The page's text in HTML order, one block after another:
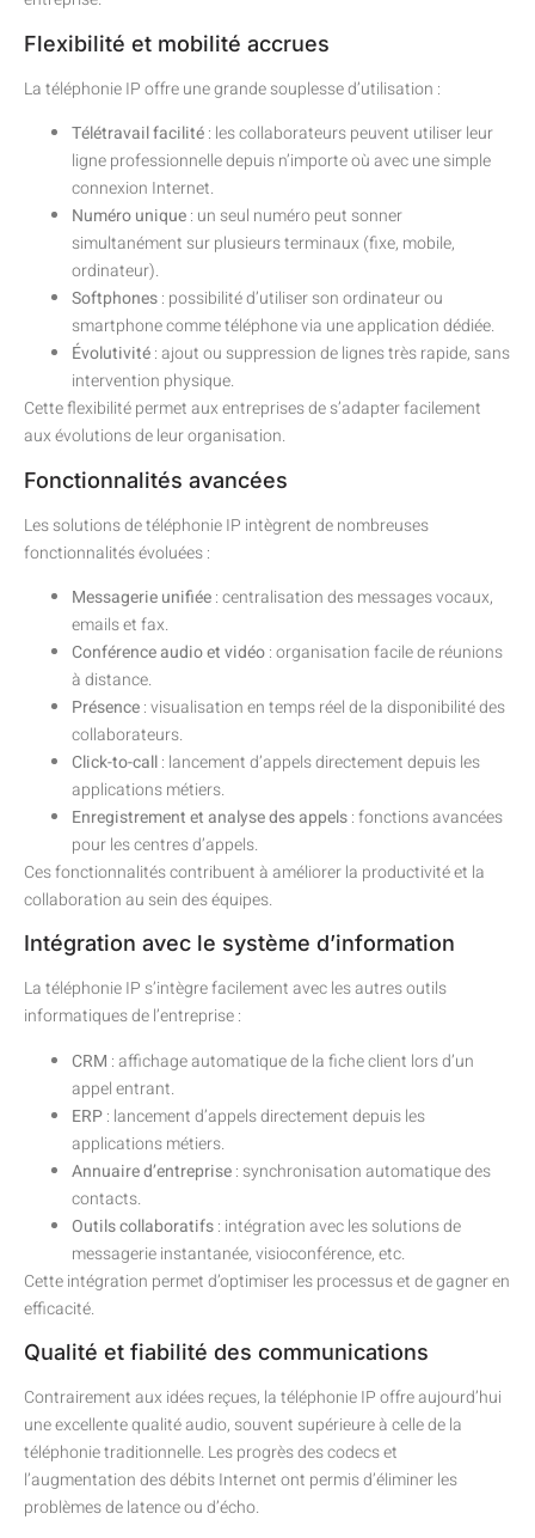
Flexibilité et mobilité accrues
La téléphonie IP offre une grande souplesse d’utilisation :
Télétravail facilité: les collaborateurs peuvent utiliser leur
ligne professionnelle depuis n’importe où avec une simple
connexion Internet.
Numéro unique: un seul numéro peut sonner
simultanément sur plusieurs terminaux (fixe, mobile,
ordinateur).
Softphones: possibilité d’utiliser son ordinateur ou
smartphone comme téléphone via une application dédiée.
Évolutivité: ajout ou suppression de lignes très rapide, sans
intervention physique.
Cette flexibilité permet aux entreprises de s’adapter facilement
aux évolutions de leur organisation.
Fonctionnalités avancées
Les solutions de téléphonie IP intègrent de nombreuses
fonctionnalités évoluées :
Messagerie unifiée: centralisation des messages vocaux,
emails et fax.
Conférence audio et vidéo: organisation facile de réunions
à distance.
Présence: visualisation en temps réel de la disponibilité des
collaborateurs.
Click-to-call: lancement d’appels directement depuis les
applications métiers.
Enregistrement et analyse des appels: fonctions avancées
pour les centres d’appels.
Ces fonctionnalités contribuent à améliorer la productivité et la
collaboration au sein des équipes.
Intégration avec le système d’information
La téléphonie IP s’intègre facilement avec les autres outils
informatiques de l’entreprise :
CRM : affichage automatique de la fiche client lors d’un
appel entrant.
ERP: lancement d’appels directement depuis les
applications métiers.
Annuaire d’entreprise: synchronisation automatique des
contacts.
Outils collaboratifs: intégration avec les solutions de
messagerie instantanée, visioconférence, etc.
Cette intégration permet d’optimiser les processus et de gagner en
efficacité.
Qualité et fiabilité des communications
Contrairement aux idées reçues, la téléphonie IP offre aujourd’hui
une excellente qualité audio, souvent supérieure à celle de la
téléphonie traditionnelle. Les progrès des codecs et
l’augmentation des débits Internet ont permis d’éliminer les
problèmes de latence ou d’écho.